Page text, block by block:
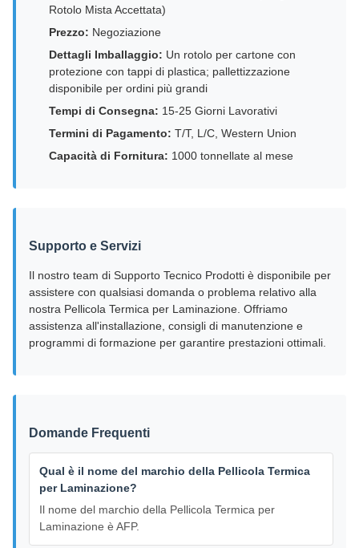
Rotolo Mista Accettata)
Prezzo: Negoziazione
Dettagli Imballaggio: Un rotolo per cartone con
protezione con tappi di plastica; pallettizzazione
disponibile per ordini più grandi
Tempi di Consegna: 15-25 Giorni Lavorativi
Termini di Pagamento: T/T, L/C, Western Union
Capacità di Fornitura: 1000 tonnellate al mese
Supporto e Servizi
Il nostro team di Supporto Tecnico Prodotti è disponibile per
assistere con qualsiasi domanda o problema relativo alla
nostra Pellicola Termica per Laminazione. Offriamo
assistenza all'installazione, consigli di manutenzione e
programmi di formazione per garantire prestazioni ottimali.
Domande Frequenti
Qual è il nome del marchio della Pellicola Termica
per Laminazione?
Il nome del marchio della Pellicola Termica per
Laminazione è AFP.